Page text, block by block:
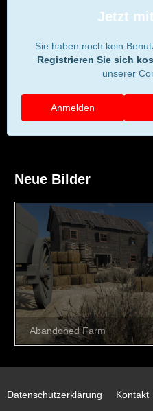
Jetzt
Sie haben noch kein
Registrieren Sie sich
unserer
Anmelden
Neue Bilder
Datenschutzerklärung Kontakt